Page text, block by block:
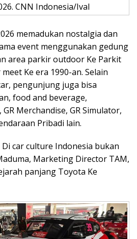
CNN Indonesia/Ival
memadukan nostalgia dan
event menggunakan gedung
area parkir outdoor Ke Parkit
Ke era 1990-an. Selain
pengunjung juga bisa
food and beverage,
Merchandise, GR Simulator,
Pribadi lain.
car culture Indonesia bukan
Marketing Director TAM,
panjang Toyota Ke